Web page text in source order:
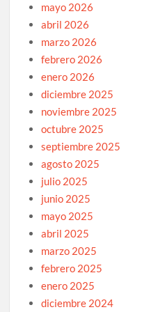
mayo 2026
abril 2026
marzo 2026
febrero 2026
enero 2026
diciembre 2025
noviembre 2025
octubre 2025
septiembre 2025
agosto 2025
julio 2025
junio 2025
mayo 2025
abril 2025
marzo 2025
febrero 2025
enero 2025
diciembre 2024